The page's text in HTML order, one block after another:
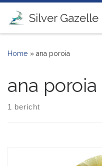
Ga naar inhoud
Silver Gazelle
Home » ana poroia
ana poroia
1 bericht